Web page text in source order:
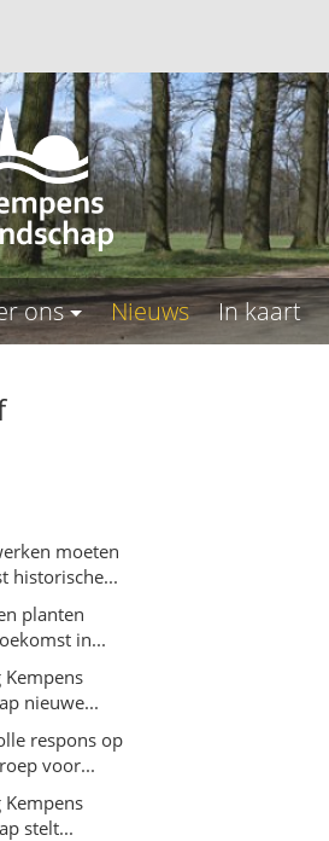
ons Nieuws In kaart
moeten
historische...
planten
in...
Kempens
nieuwe...
respons op
voor...
Kempens
stelt...